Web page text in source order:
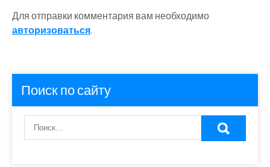
Для отправки комментария вам необходимо
авторизоваться.
Поиск по сайту